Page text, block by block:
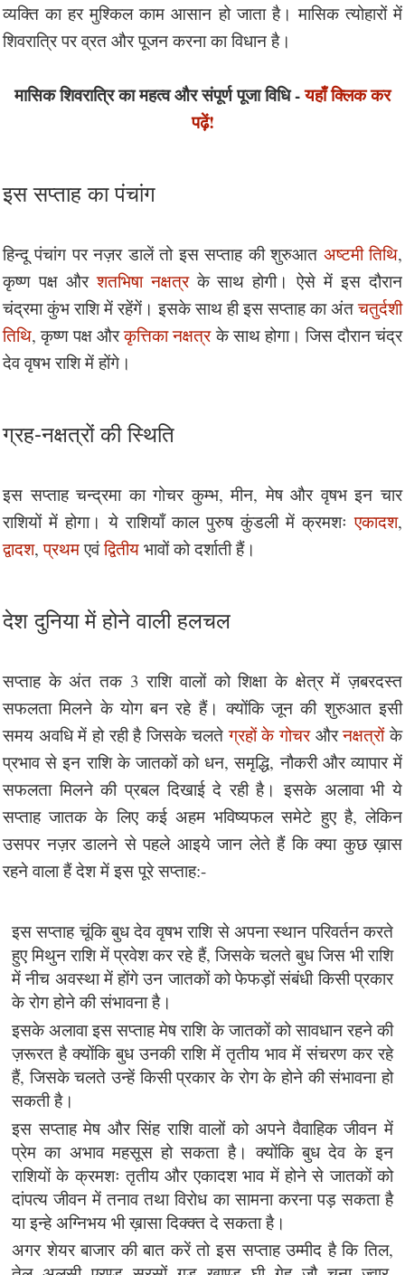
व्यक्ति का हर मुश्किल काम आसान हो जाता है। मासिक त्योहारों में
शिवरात्रि पर व्रत और पूजन करना का विधान है।
मासिक शिवरात्रि का महत्व और संपूर्ण पूजा विधि -यहाँ क्लिक कर
पढ़ें!
इस सप्ताह का पंचांग
हिन्दू पंचांग पर नज़र डालें तो इस सप्ताह की शुरुआत अष्टमी तिथि,
कृष्ण पक्ष औरशतभिषा नक्षत्रके साथ होगी। ऐसे में इस दौरान
चंद्रमा कुंभ राशि में रहेंगें। इसके साथ ही इस सप्ताह का अंतचतुर्दशी
तिथि, कृष्ण पक्ष औरकृत्तिका नक्षत्रके साथ होगा। जिस दौरान चंद्र
देव वृषभ राशि में होंगे।
ग्रह-नक्षत्रों की स्थिति
इस सप्ताह चन्द्रमा का गोचर कुम्भ, मीन, मेष और वृषभ इन चार
राशियों में होगा। ये राशियाँ काल पुरुष कुंडली में क्रमशःएकादश,
द्वादश,प्रथमएवंद्वितीय भावों को दर्शाती हैं।
देश दुनिया में होने वाली हलचल
सप्ताह के अंत तक 3 राशि वालों को शिक्षा के क्षेत्र में ज़बरदस्त
सफलता मिलने के योग बन रहे हैं। क्योंकि जून की शुरुआत इसी
समय अवधि में हो रही है जिसके चलतेग्रहों के गोचरऔरनक्षत्रोंके
प्रभाव से इन राशि के जातकों को धन, समृद्धि, नौकरी और व्यापार में
सफलता मिलने की प्रबल दिखाई दे रही है। इसके अलावा भी ये
सप्ताह जातक के लिए कई अहम भविष्यफल समेटे हुए है, लेकिन
उसपर नज़र डालने से पहले आइये जान लेते हैं कि क्या कुछ ख़ास
रहने वाला हैं देश में इस पूरे सप्ताह:-
इस सप्ताह चूंकि बुध देव वृषभ राशि से अपना स्थान परिवर्तन करते
हुए मिथुन राशि में प्रवेश कर रहे हैं, जिसके चलते बुध जिस भी राशि
में नीच अवस्था में होंगे उन जातकों को फेफड़ों संबंधी किसी प्रकार
के रोग होने की संभावना है।
इसके अलावा इस सप्ताह मेष राशि के जातकों को सावधान रहने की
ज़रूरत है क्योंकि बुध उनकी राशि में तृतीय भाव में संचरण कर रहे
हैं, जिसके चलते उन्हें किसी प्रकार के रोग के होने की संभावना हो
सकती है।
इस सप्ताह मेष और सिंह राशि वालों को अपने वैवाहिक जीवन में
प्रेम का अभाव महसूस हो सकता है। क्योंकि बुध देव के इन
राशियों के क्रमशः तृतीय और एकादश भाव में होने से जातकों को
दांपत्य जीवन में तनाव तथा विरोध का सामना करना पड़ सकता है
या इन्हे अग्निभय भी ख़ासा दिक्क्त दे सकता है।
अगर शेयर बाजार की बात करें तो इस सप्ताह उम्मीद है कि तिल,